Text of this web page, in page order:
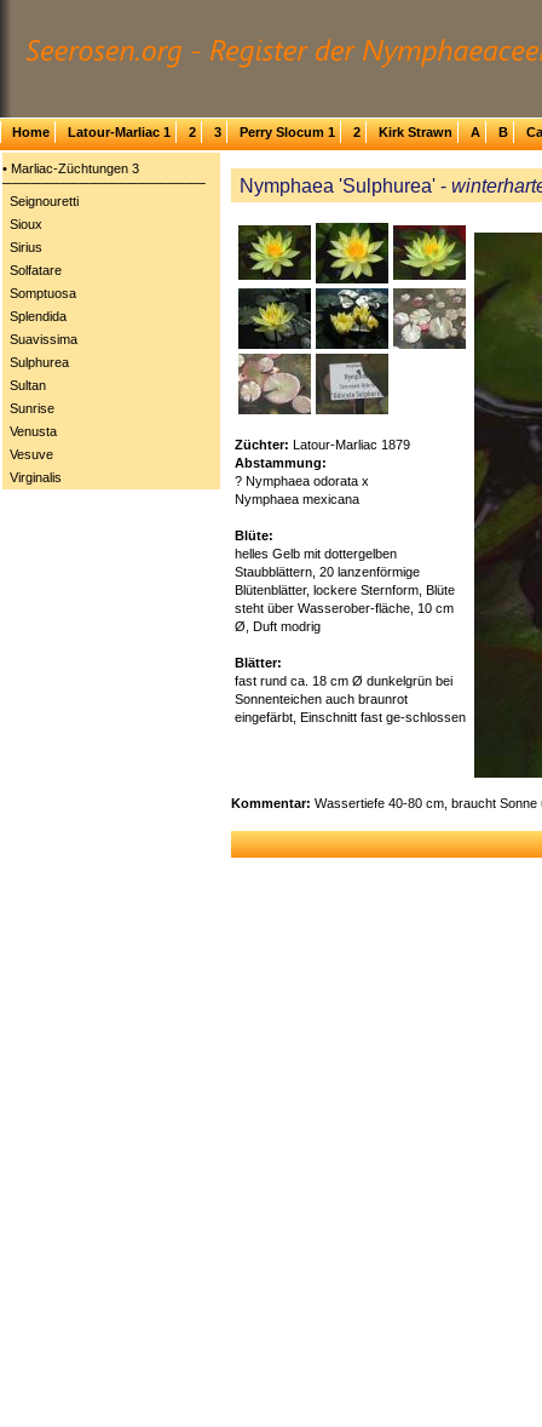
Home Latour-Marliac 1 2 3 Perry Slocum 1 2 Kirk Strawn A B
Nymphaea 'Sulphurea' -
Züchter: Latour-Marliac 1879
Abstammung:
? Nymphaea odorata x
Nymphaea mexicana
Blüte:
helles Gelb mit dottergelben
Staubblättern, 20 lanzenförmige
Blütenblätter, lockere Sternform, Blüte
steht über Wasserober-fläche, 10 cm
Ø, Duft modrig
Blätter:
fast rund ca. 18 cm Ø dunkelgrün bei
Sonnenteichen auch braunrot
eingefärbt, Einschnitt fast ge-schlossen
Kommentar: Wassertiefe 40-80 cm, braucht
• Marliac-Züchtungen 3
─────────────────────
Seignouretti
Sioux
Sirius
Solfatare
Somptuosa
Splendida
Suavissima
Sulphurea
Sultan
Sunrise
Venusta
Vesuve
Virginalis